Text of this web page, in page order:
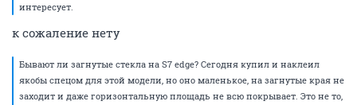
интересует.
к сожаление нету
Бывают ли загнутые стекла на S7 edge? Сегодня купил и наклеил
якобы спецом для этой модели, но оно маленькое, на загнутые края не
заходит и даже горизонтальную площадь не всю покрывает. Это не то,